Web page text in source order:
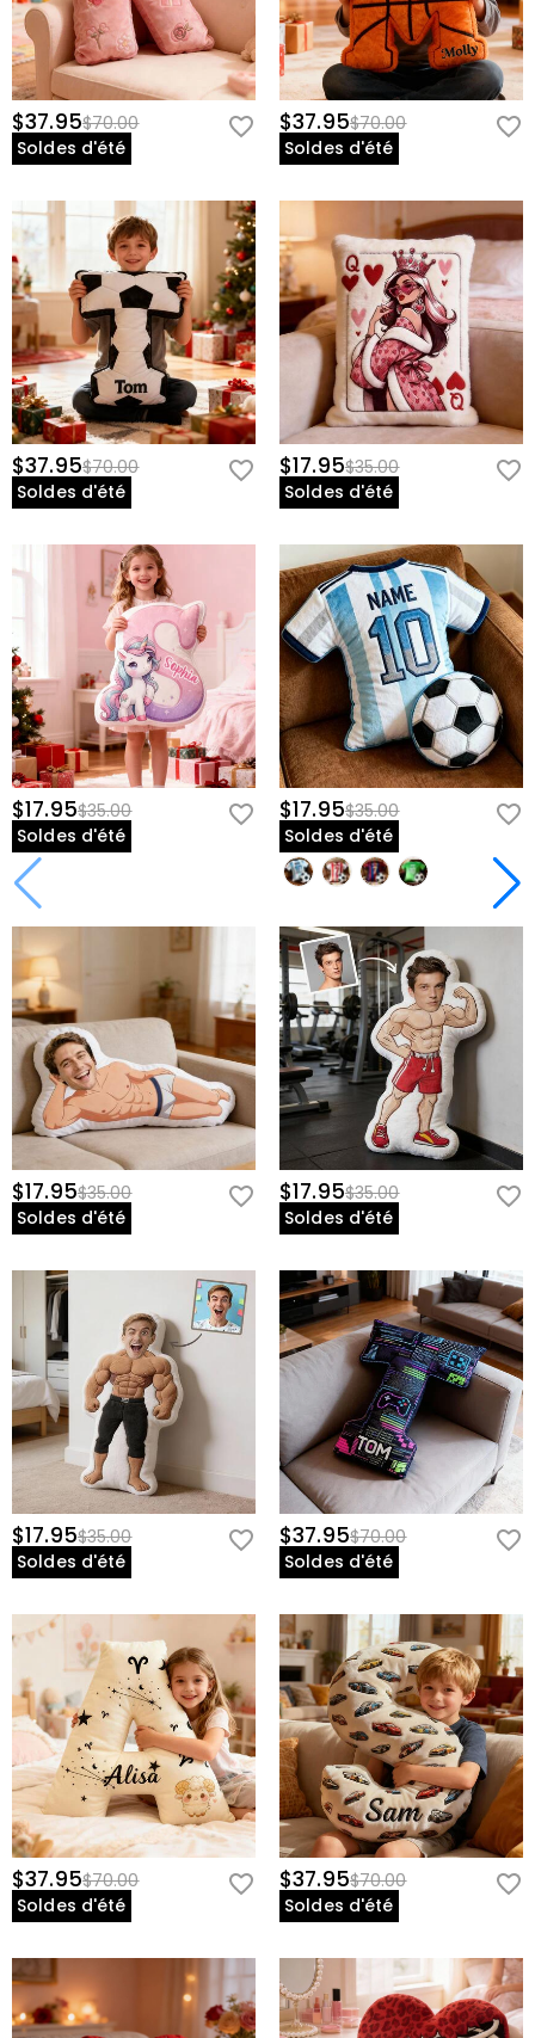
$37.95$70.00
Soldes d'été
$37.95$70.00
Soldes d'été
$37.95$70.00
Soldes d'été
$17.95$35.00
Soldes d'été
$17.95$35.00
Soldes d'été
$17.95$35.00
Soldes d'été
$17.95$35.00
Soldes d'été
$17.95$35.00
Soldes d'été
$17.95$35.00
Soldes d'été
$37.95$70.00
Soldes d'été
$37.95$70.00
Soldes d'été
$37.95$70.00
Soldes d'été